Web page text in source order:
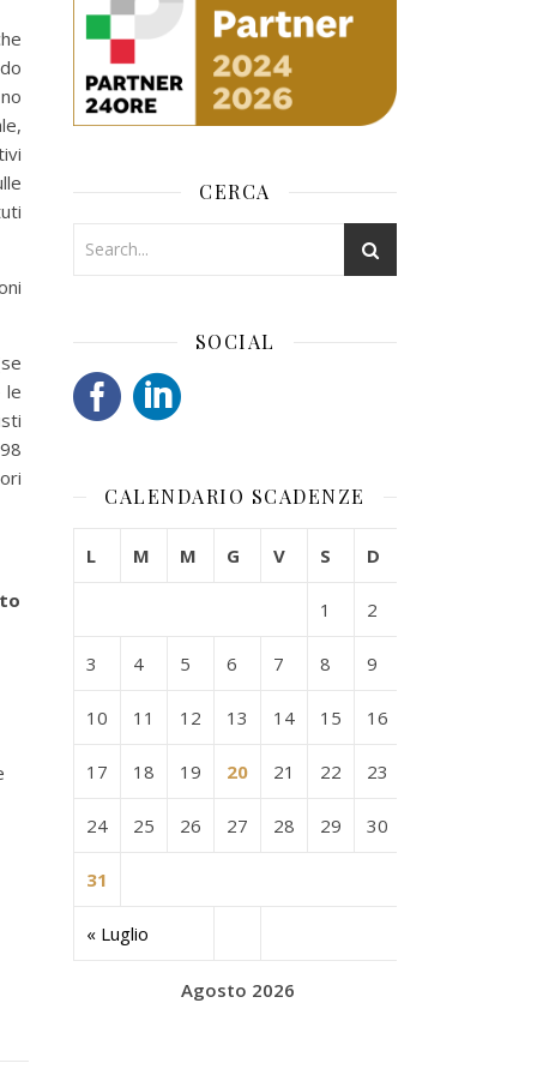
le
CERCA
SOCIAL
CALENDARIO SCADENZE
Agosto 2026
L M M G V S D
« Luglio
1 2
3 4 5 6 7 8 9
10 11 12 13 14 15 16
17 18 19 20 21 22 23
24 25 26 27 28 29 30
31